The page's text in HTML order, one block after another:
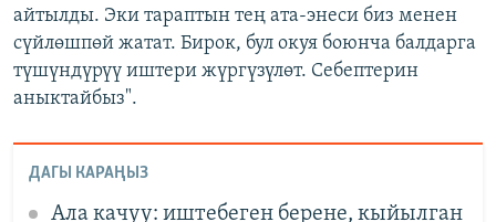
айтылды. Эки тараптын тең ата-энеси биз менен
сүйлөшпөй жатат. Бирок, бул окуя боюнча балдарга
түшүндүрүү иштери жүргүзүлөт. Себептерин
аныктайбыз".
ДАГЫ КАРАҢЫЗ
Ала качуу: иштебеген берене, кыйылган